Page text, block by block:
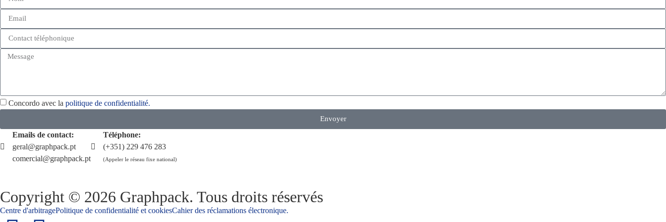
Concordo avec la politique de confidentialité.
Envoyer
Emails de contact:
geral@graphpack.pt
comercial@graphpack.pt
Téléphone:
(+351) 229 476 283
(Appeler le réseau fixe national)
Copyright © 2026 Graphpack. Tous droits réservés
Centre d'arbitragePolitique de confidentialité et cookiesCahier des réclamations électronique.